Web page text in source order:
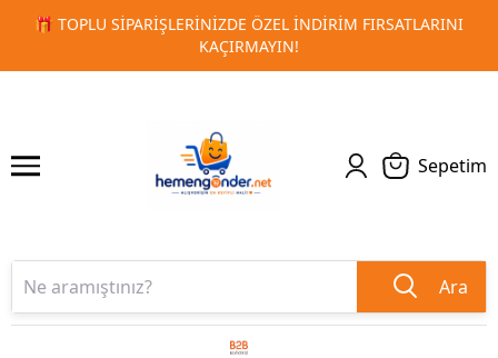
🚀 KURUMSAL PROMOSYON VE MATBAA
1 2
Sepetim
Ara